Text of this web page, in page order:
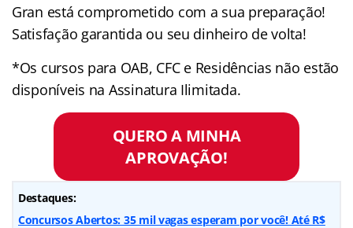
Gran está comprometido com a sua preparação!
Satisfação garantida ou seu dinheiro de volta!
*Os cursos para OAB, CFC e Residências não estão
disponíveis na Assinatura Ilimitada.
QUERO A MINHA
APROVAÇÃO!
Destaques:
Concursos Abertos: 35 mil vagas esperam por você! Até R$